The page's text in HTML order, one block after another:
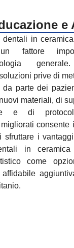
e
dentali in
fattore
prive di
da parte dei
materiali, di
e di
consente
sfruttare i
in
come
affidabile